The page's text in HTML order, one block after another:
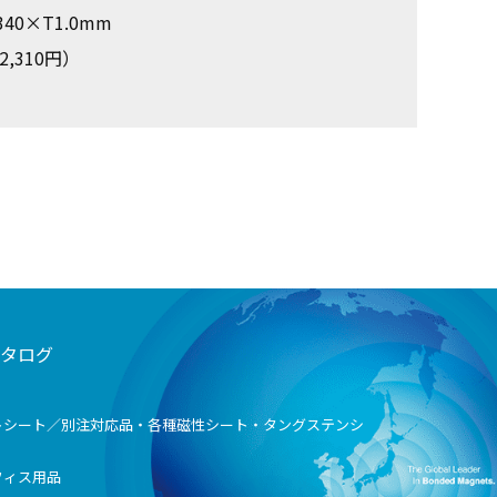
円）
ログ
ート／別注対応品・各種磁性シート・タングステンシ
ス用品